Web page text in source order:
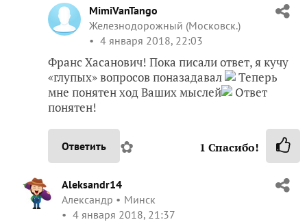
MimiVanTango
Железнодорожный (Московск.)
4 января 2018, 22:03
Франс Хасанович! Пока писали ответ, я кучу
«глупых» вопросов поназадавал
Теперь
мне понятен ход Ваших мыслей
Ответ
понятен!
Ответить ✿ 1 Спасибо!
Aleksandr14
Александр
Минск
4 января 2018, 21:37